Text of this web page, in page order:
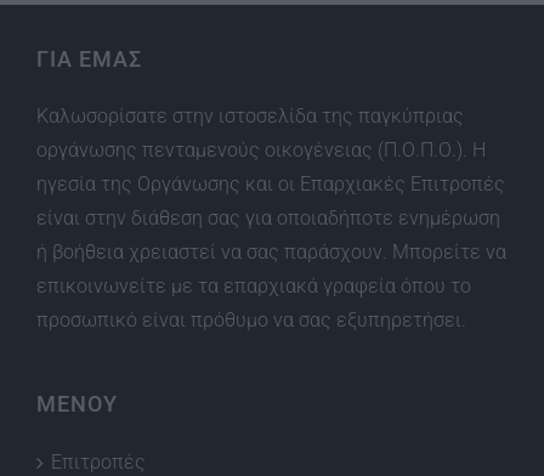
ΓΙΑ ΕΜΑΣ
Καλωσορίσατε στην ιστοσελίδα της παγκύπριας
οργάνωσης πενταμενούς οικογένειας (Π.Ο.Π.Ο.). Η
ηγεσία της Οργάνωσης και οι Επαρχιακές Επιτροπές
είναι στην διάθεση σας για οποιαδήποτε ενημέρωση
ή βοήθεια χρειαστεί να σας παράσχουν. Μπορείτε να
επικοινωνείτε με τα επαρχιακά γραφεία όπου το
προσωπικό είναι πρόθυμο να σας εξυπηρετήσει.
ΜΕΝΟΥ
Επιτροπές